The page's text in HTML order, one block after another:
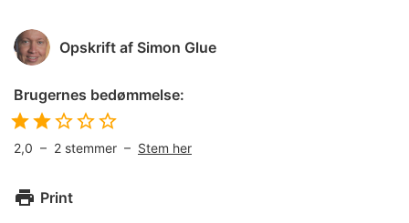
Opskrift af Simon Glue
Brugernes bedømmelse:
2,0 – 2 stemmer – Stem her
Print